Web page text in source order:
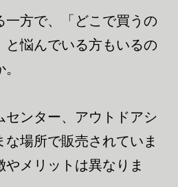
一方で、「どこで買うの
と悩んでいる方もいるの
センター、アウトドアシ
な場所で販売されていま
メリットは異なりま